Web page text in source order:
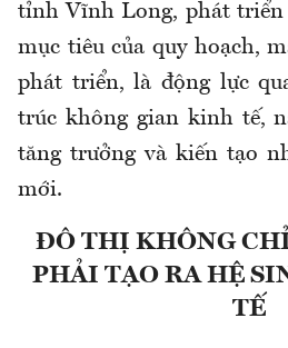
tỉnh Vĩnh Long, phát
mục tiêu của quy hoạch,
phát triển, là động lực
trúc không gian kinh tế,
tăng trưởng và kiến tạo
mới.
ĐÔ THỊ KHÔNG
PHẢI TẠO RA HỆ
TẾ